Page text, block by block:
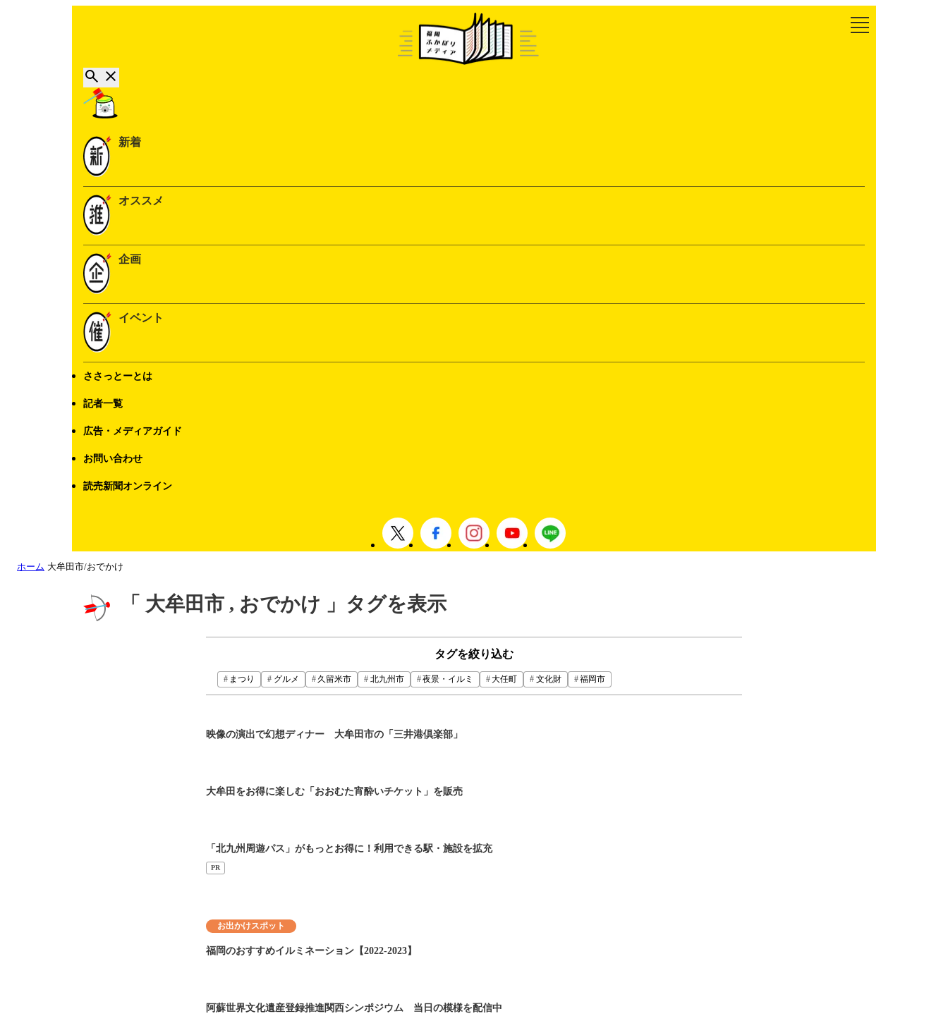
新着
オススメ
企画
イベント
ささっとーとは
記者一覧
広告・メディアガイド
お問い合わせ
読売新聞オンライン
ホーム 大牟田市/おでかけ
「 大牟田市 , おでかけ 」タグを表示
タグを絞り込む
まつり グルメ 久留米市 北九州市 夜景・イルミ 大任町 文化財 福岡市
映像の演出で幻想ディナー 大牟田市の「三井港倶楽部」
大牟田をお得に楽しむ「おおむた宵酔いチケット」を販売
「北九州周遊パス」がもっとお得に！利用できる駅・施設を拡充
PR
お出かけスポット
福岡のおすすめイルミネーション【2022-2023】
阿蘇世界文化遺産登録推進関西シンポジウム 当日の模様を配信中